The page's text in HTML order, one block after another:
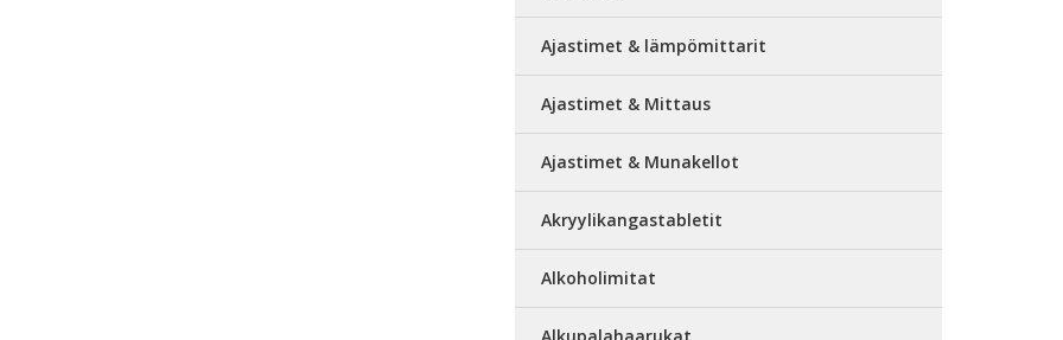
Ajastimet & lämpömittarit
Ajastimet & Mittaus
Ajastimet & Munakellot
Akryylikangastabletit
Alkoholimitat